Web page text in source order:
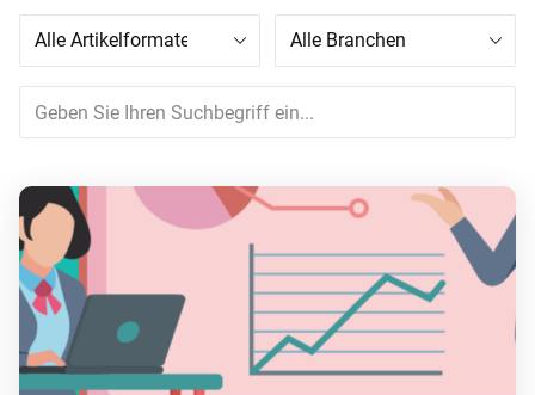
a
i
n
C
n
t
t